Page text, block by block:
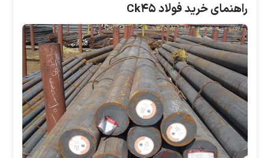
راهنمای خرید فولاد Ck۴۵